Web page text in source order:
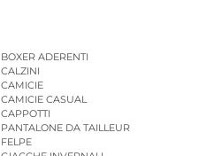
BOXER ADERENTI
CALZINI
CAMICIE
CAMICIE CASUAL
CAPPOTTI
PANTALONE DA TAILLEUR
FELPE